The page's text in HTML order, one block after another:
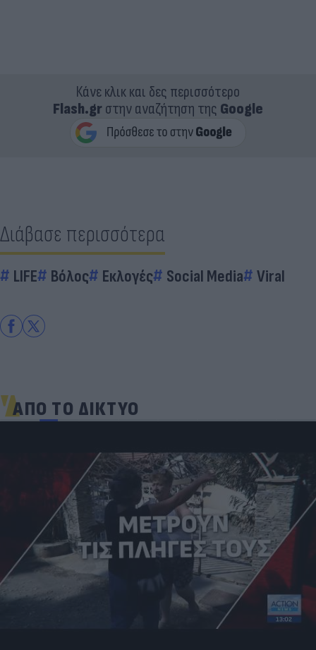
Κάνε κλικ και δες περισσότερο
Flash.grστην αναζήτηση της Google
Διάβασε περισσότερα
LIFE Βόλος Εκλογές Social Media Viral
ΑΠΟ ΤΟ ΔΙΚΤΥΟ
Νέο εμφύτευμα για
χορηγεί θεραπεία και